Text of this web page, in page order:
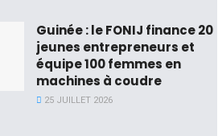
Guinée : le FONIJ finance 20
jeunes entrepreneurs et
équipe 100 femmes en
machines à coudre
25 JUILLET 2026